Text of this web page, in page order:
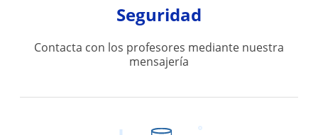
Seguridad
Contacta con los profesores mediante nuestra
mensajería